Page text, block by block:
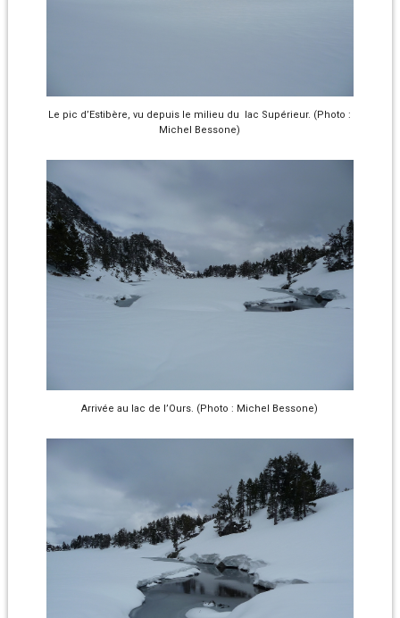
Le pic d’Estibère, vu depuis le milieu du lac Supérieur. (Photo :
Michel Bessone)
Arrivée au lac de l’Ours. (Photo : Michel Bessone)